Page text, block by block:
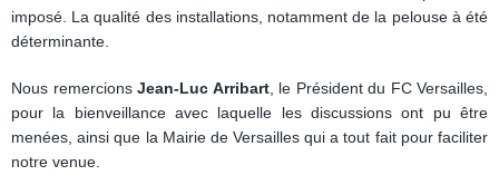
imposé. La qualité des installations, notamment de la pelouse à été
déterminante.
Nous remercions Jean-Luc Arribart, le Président du FC Versailles,
pour la bienveillance avec laquelle les discussions ont pu être
menées, ainsi que la Mairie de Versailles qui a tout fait pour faciliter
notre venue.